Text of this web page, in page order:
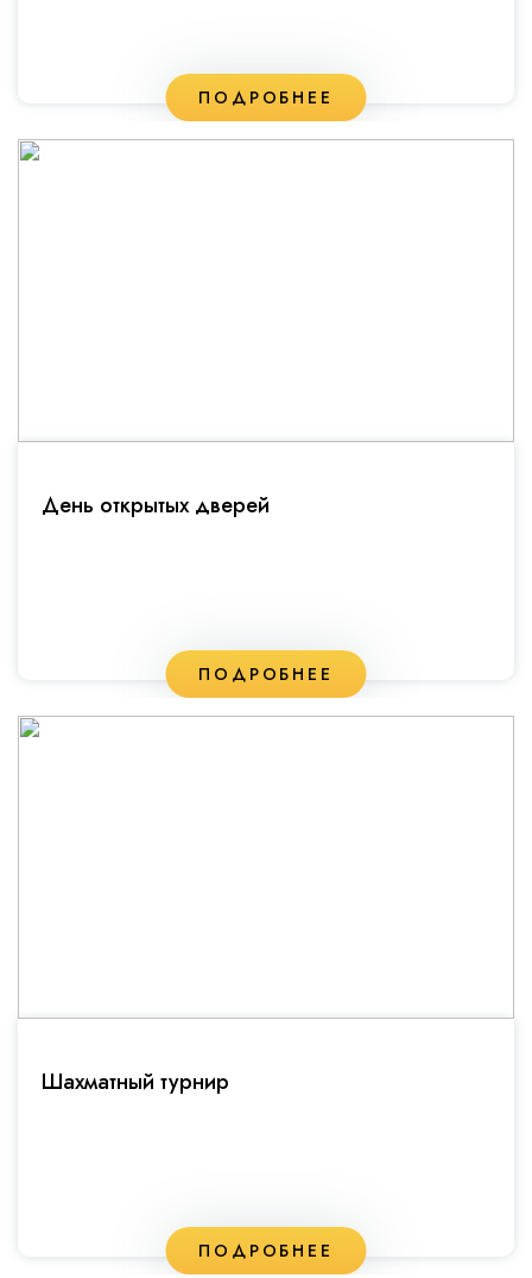
ПОДРОБНЕЕ
День открытых дверей
ПОДРОБНЕЕ
Шахматный турнир
ПОДРОБНЕЕ